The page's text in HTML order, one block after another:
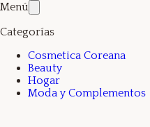
Menú
Categorías
Cosmetica Coreana
Beauty
Hogar
Moda y Complementos